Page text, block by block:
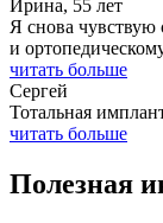
Ирина, 55 лет
Я снова чувствую
и
читать больше
Сергей
Тотальная
читать больше
Полезная